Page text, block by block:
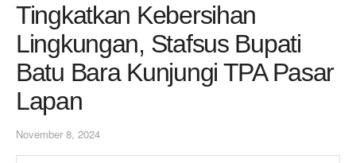
Tingkatkan Kebersihan
Lingkungan, Stafsus Bupati
Batu Bara Kunjungi TPA Pasar
Lapan
November 8, 2024